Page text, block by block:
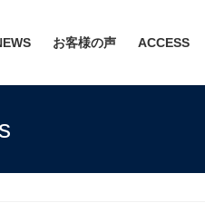
お客様の声 ACCESS